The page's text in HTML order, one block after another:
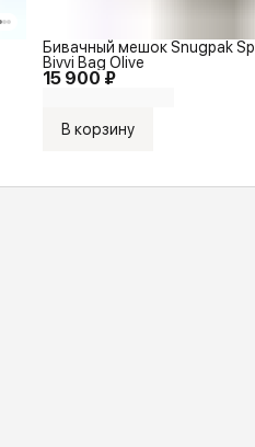
15 900 ₽
Бивачный мешок Snugpak
Bivvi Bag Olive
В корзину